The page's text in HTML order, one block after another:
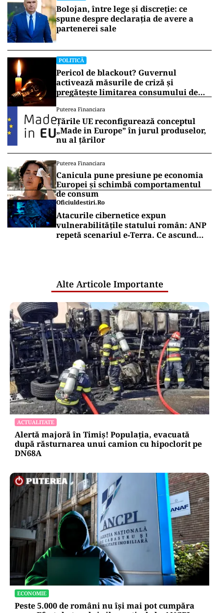
Bolojan, între lege și discreție: ce
spune despre declarația de avere a
partenerei sale
POLITICĂ
Pericol de blackout? Guvernul
activează măsurile de criză și
pregătește limitarea consumului de
Puterea Financiara
Țările UE reconfigurează conceptul
„Made in Europe” în jurul produselor,
nu al țărilor
Puterea Financiara
Canicula pune presiune pe economia
Europei și schimbă comportamentul
de consum
Oficiuldestiri.ro
Atacurile cibernetice expun
vulnerabilitățile statului român: ANP
repetă scenariul e‑Terra. Ce ascund
Alte Articole Importante
ACTUALITATE
Alertă majoră în Timiș! Populația, evacuată
după răsturnarea unui camion cu hipoclorit pe
DN68A
ECONOMIE
Peste 5.000 de români nu își mai pot cumpăra